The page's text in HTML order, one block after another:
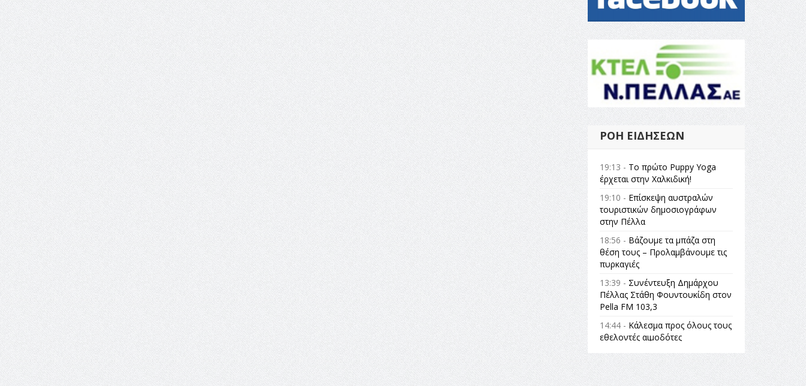
ΡΟΉ ΕΙΔΉΣΕΩΝ
19:13 - Το πρώτο Puppy Yoga
έρχεται στην Χαλκιδική!
19:10 - Επίσκεψη αυστραλών
τουριστικών δημοσιογράφων
στην Πέλλα
18:56 - Βάζουμε τα μπάζα στη
θέση τους – Προλαμβάνουμε τις
πυρκαγιές
13:39 - Συνέντευξη Δημάρχου
Πέλλας Στάθη Φουντουκίδη στον
Pella FM 103,3
14:44 - Κάλεσμα προς όλους τους
εθελοντές αιμοδότες
14:23 -Όλη η Ελλάδα ένας
πολιτισμός Μουσική
εγκατάσταση Πόλεμος και